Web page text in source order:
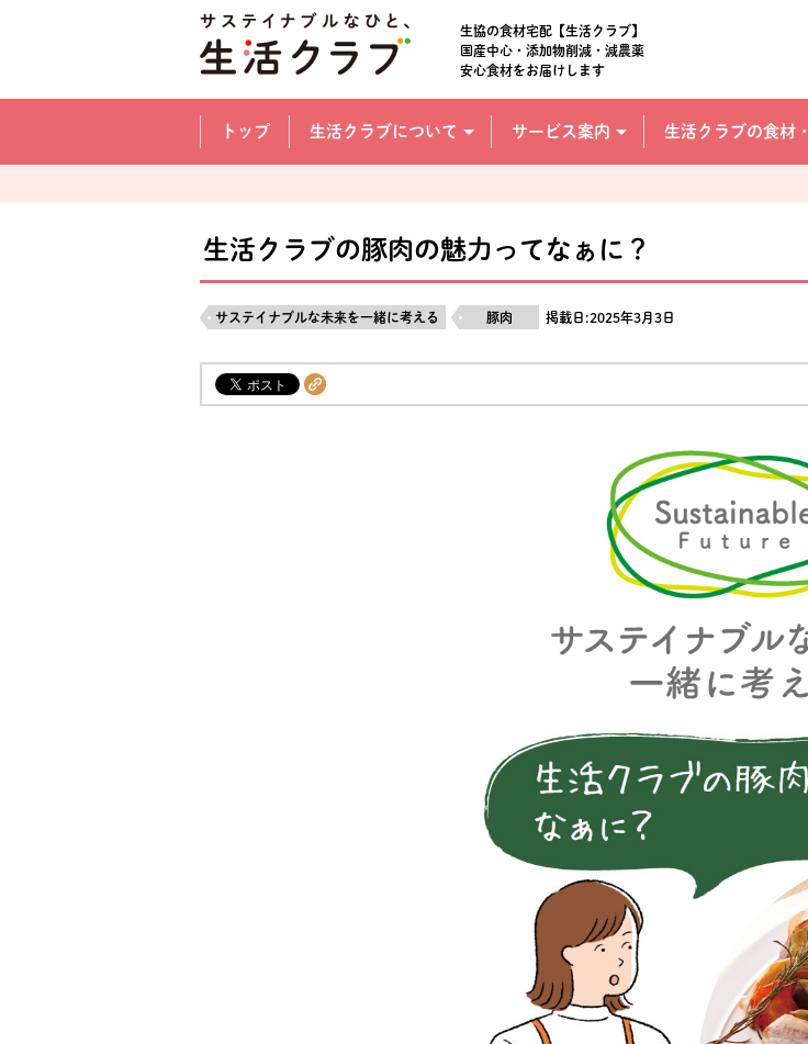
生協の食材宅配【生活クラブ】
国産中心・添加物削減・減農薬
安心食材をお届けします
ここからサイト内共通メニューです。
サイト内共通メニューをスキップする
トップ 生活クラブについて サービス案内 生活クラブの食材
生活クラブの豚肉の魅力ってなぁに？
サステイナブルな未来を一緒に考える 豚肉 掲載日:2025年3月3日